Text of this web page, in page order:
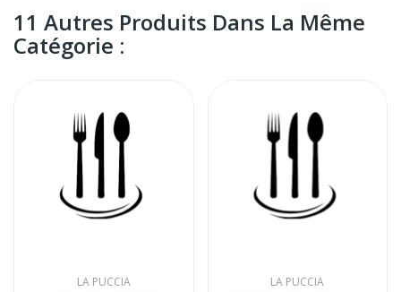
11 Autres Produits Dans La Même
Catégorie :
LA PUCCIA LA PUCCIA